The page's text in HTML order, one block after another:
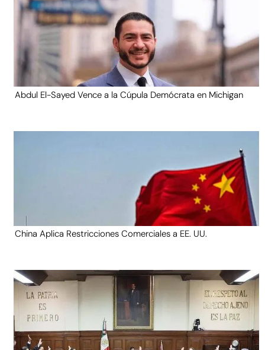
Abdul El-Sayed Vence a la Cúpula Demócrata en Michigan
China Aplica Restricciones Comerciales a EE. UU.